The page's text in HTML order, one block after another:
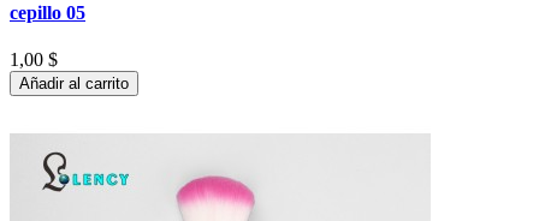
cepillo 05
1,00 $
Añadir al carrito